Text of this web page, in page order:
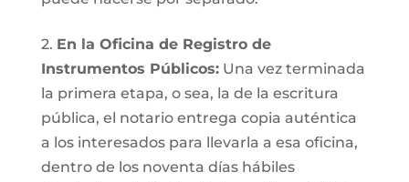
2. En la Oficina de Registro de
Instrumentos Públicos:Una vez terminada
la primera etapa, o sea, la de la escritura
pública, el notario entrega copia auténtica
a los interesados para llevarla a esa oficina,
dentro de los noventa días hábiles